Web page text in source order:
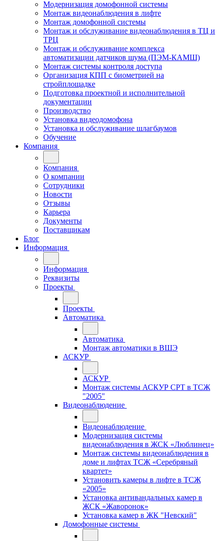
Модернизация домофонной системы
Монтаж видеонаблюдения в лифте
Монтаж домофонной системы
Монтаж и обслуживание видеонаблюдения в ТЦ и
ТРЦ
Монтаж и обслуживание комплекса
автоматизации датчиков шума (ПЭМ-КАМШ)
Монтаж системы контроля доступа
Организация КПП с биометрией на
стройплощадке
Подготовка проектной и исполнительной
документации
Производство
Установка видеодомофона
Установка и обслуживание шлагбаумов
Обучение
Компания
Компания
О компании
Сотрудники
Новости
Отзывы
Карьера
Документы
Поставщикам
Блог
Информация
Информация
Реквизиты
Проекты
Проекты
Автоматика
Автоматика
Монтаж автоматики в ВШЭ
АСКУР
АСКУР
Монтаж системы АСКУР СРТ в ТСЖ
"2005"
Видеонаблюдение
Видеонаблюдение
Модернизация системы
видеонаблюдения в ЖСК «Люблинец»
Монтаж системы видеонаблюдения в
доме и лифтах ТСЖ «Серебряный
квартет»
Установить камеры в лифте в ТСЖ
«2005»
Установка антивандальных камер в
ЖСК «Жаворонок»
Установка камер в ЖК "Невский"
Домофонные системы